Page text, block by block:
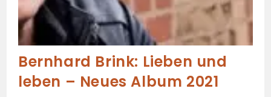
Bernhard Brink: Lieben und
leben – Neues Album 2021